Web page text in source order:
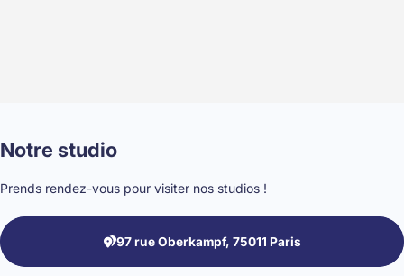
Notre studio
Prends rendez-vous pour visiter nos studios !
97 rue Oberkampf, 75011 Paris